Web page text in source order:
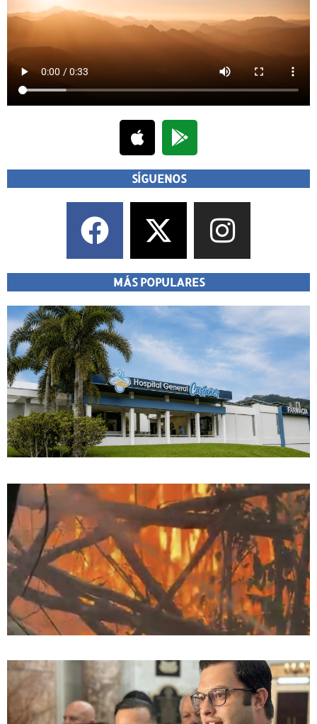
SÍGUENOS
MÁS POPULARES